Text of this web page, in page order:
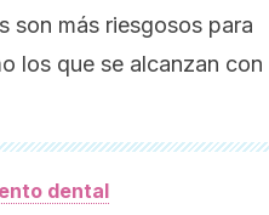
son más riesgosos para
los que se alcanzan con
dental